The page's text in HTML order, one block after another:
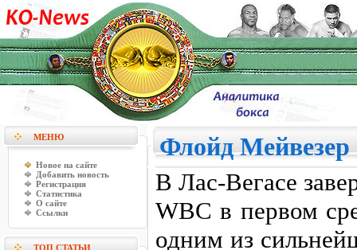
МЕНЮ
Новое на сайте
Добавить новость
Регистрация
Статистика
О сайте
Ссылки
ТОП СТАТЬИ
Флойд
В Лас-Вегасе
WBC в первом
одним из